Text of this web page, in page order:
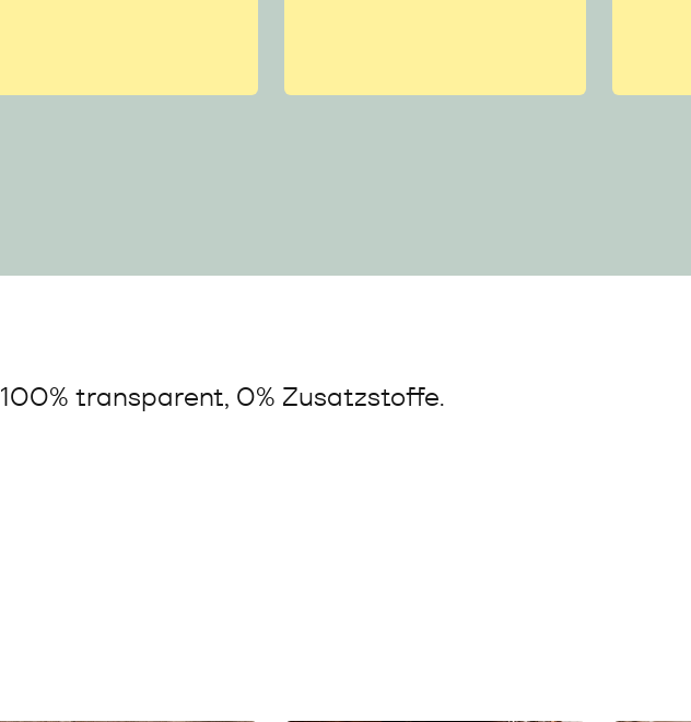
100% transparent, 0% Zusatzstoffe.